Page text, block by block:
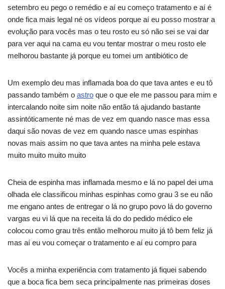
setembro eu pego o remédio e aí eu começo tratamento e aí é
onde fica mais legal né os vídeos porque aí eu posso mostrar a
evolução para vocês mas o teu rosto eu só não sei se vai dar
para ver aqui na cama eu vou tentar mostrar o meu rosto ele
melhorou bastante já porque eu tomei um antibiótico de
Um exemplo deu mas inflamada boa do que tava antes e eu tô
passando também o astro que o que ele me passou para mim e
intercalando noite sim noite não então tá ajudando bastante
assintóticamente né mas de vez em quando nasce mas essa
daqui são novas de vez em quando nasce umas espinhas
novas mais assim no que tava antes na minha pele estava
muito muito muito muito
Cheia de espinha mas inflamada mesmo e lá no papel dei uma
olhada ele classificou minhas espinhas como grau 3 se eu não
me engano antes de entregar o lá no grupo povo lá do governo
vargas eu vi lá que na receita lá do do pedido médico ele
colocou como grau três então melhorou muito já tô bem feliz já
mas aí eu vou começar o tratamento e aí eu compro para
Vocês a minha experiência com tratamento já fiquei sabendo
que a boca fica bem seca principalmente nas primeiras doses